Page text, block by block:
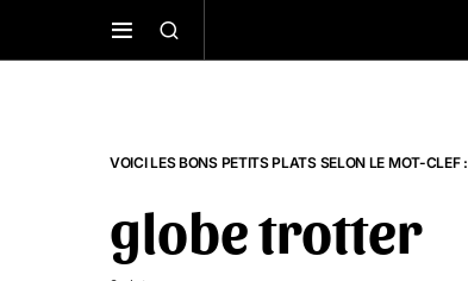
VOICI LES BONS PETITS PLATS SELON LE MOT-CLEF :
globe trotter